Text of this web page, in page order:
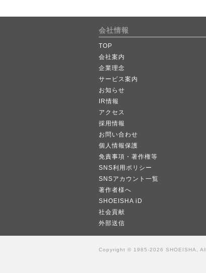
会社情報
TOP
会社案内
企業理念
サービス案内
お知らせ
IR情報
アクセス
採用情報
お問い合わせ
個人情報保護
免責事項・著作権等
SNS利用ポリシー
SNSアカウント一覧
著作者様へ
SHOEISHA iD
社会貢献
外部送信
Copyright © 1985-2026 SHOEISHA,